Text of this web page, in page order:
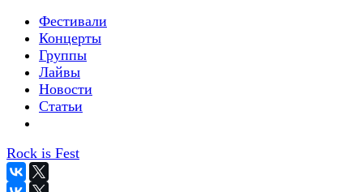
Фестивали
Концерты
Группы
Лайвы
Новости
Статьи
Rock is Fest